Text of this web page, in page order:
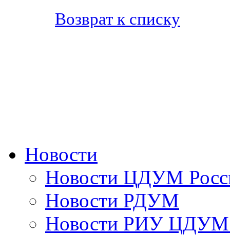
Возврат к списку
Новости
Новости ЦДУМ
Новости РДУМ
Новости РИУ ЦДУМ